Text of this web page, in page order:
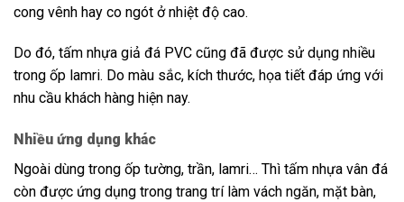
cong vênh hay co ngót ở nhiệt độ cao.
Do đó, tấm nhựa giả đá PVC cũng đã được sử dụng nhiều
trong ốp lamri. Do màu sắc, kích thước, họa tiết đáp ứng với
nhu cầu khách hàng hiện nay.
Nhiều ứng dụng khác
Ngoài dùng trong ốp tường, trần, lamri… Thì tấm nhựa vân đá
còn được ứng dụng trong trang trí làm vách ngăn, mặt bàn,